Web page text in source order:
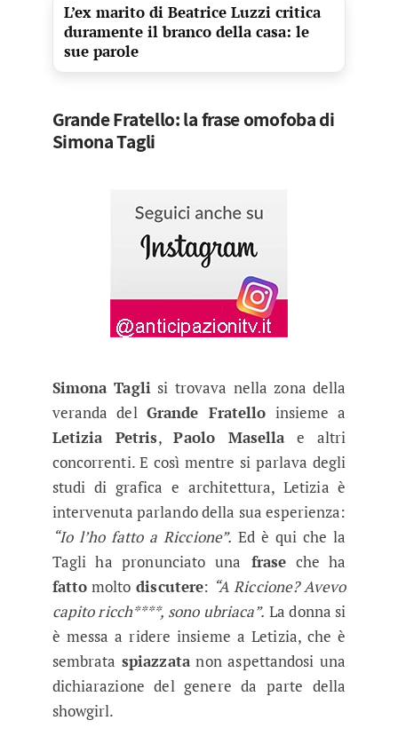
L’ex marito di Beatrice Luzzi critica
duramente il branco della casa: le
sue parole
Grande Fratello: la frase omofoba di
Simona Tagli
Simona Taglisi trovava nella zona della
veranda del Grande Fratello insieme a
Letizia Petris,Paolo Masellae altri
concorrenti. E così mentre si parlava degli
studi di grafica e architettura, Letizia è
intervenuta parlando della sua esperienza:
“Io l’ho fatto a Riccione”. Ed è qui che la
Tagli ha pronunciato una frase che ha
fatto molto discutere: “A Riccione? Avevo
capito ricch****, sono ubriaca”. La donna si
è messa a ridere insieme a Letizia, che è
sembrata spiazzatanon aspettandosi una
dichiarazione del genere da parte della
showgirl.